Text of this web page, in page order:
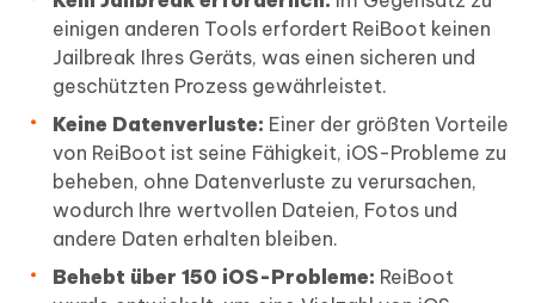
einigen anderen Tools erfordert ReiBoot keinen
Jailbreak Ihres Geräts, was einen sicheren und
geschützten Prozess gewährleistet.
Keine Datenverluste: Einer der größten Vorteile
von ReiBoot ist seine Fähigkeit, iOS-Probleme zu
beheben, ohne Datenverluste zu verursachen,
wodurch Ihre wertvollen Dateien, Fotos und
andere Daten erhalten bleiben.
Behebt über 150 iOS-Probleme: ReiBoot